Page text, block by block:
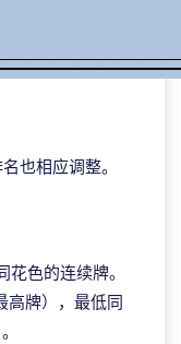
也相应调整。
色的连续牌。
高牌），最低同